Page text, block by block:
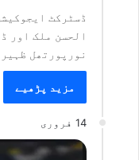
ڈسٹرکٹ
الحسن ملک اور
نورپورتھل
مزید پڑھیے
14 فروری